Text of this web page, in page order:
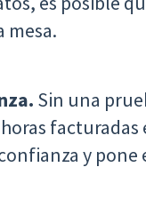
mesa.
Sin una
y pone